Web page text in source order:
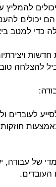
להמליץ
יכולים
כדי למטב
חדשות
להצלחה
לעובדים
של עבודה,
העובדים.